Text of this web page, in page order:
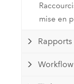
mise en
Rapports